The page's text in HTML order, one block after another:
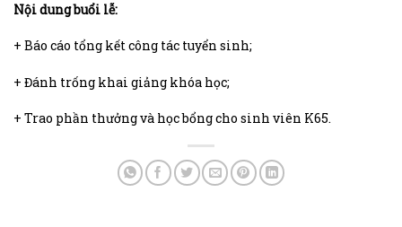
Nội dung buổi lễ:
+ Báo cáo tổng kết công tác tuyển sinh;
+ Đánh trống khai giảng khóa học;
+ Trao phần thưởng và học bổng cho sinh viên K65.